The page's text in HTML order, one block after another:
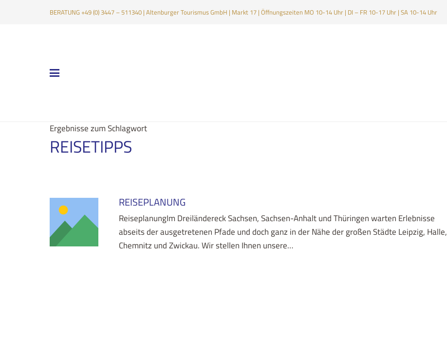
BERATUNG +49 (0) 3447 – 511340 | Altenburger Tourismus GmbH | Markt 17 | Öffnungszeiten MO 10-14 Uhr | DI – FR 10-17 Uhr | SA 10-14 Uhr
Ergebnisse zum Schlagwort
REISETIPPS
REISEPLANUNG
ReiseplanungIm Dreiländereck Sachsen, Sachsen-Anhalt und Thüringen warten Erlebnisse
abseits der ausgetretenen Pfade und doch ganz in der Nähe der großen Städte Leipzig, Halle,
Chemnitz und Zwickau. Wir stellen Ihnen unsere…